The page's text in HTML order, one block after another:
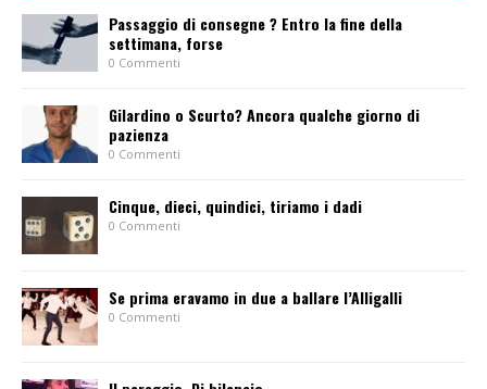
Passaggio di consegne ? Entro la fine della
settimana, forse
0 Commenti
Gilardino o Scurto? Ancora qualche giorno di
pazienza
0 Commenti
Cinque, dieci, quindici, tiriamo i dadi
0 Commenti
Se prima eravamo in due a ballare l’Alligalli
0 Commenti